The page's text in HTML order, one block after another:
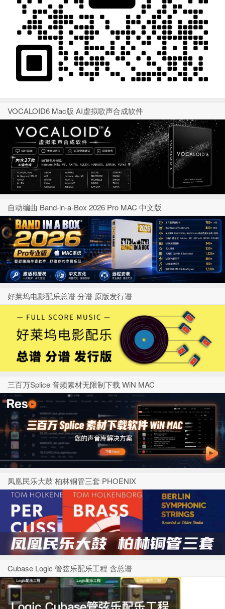
VOCALOID6 Mac版 AI虚拟歌声合成软件
自动编曲 Band-in-a-Box 2026 Pro MAC 中文版
好莱坞电影配乐总谱 分谱 原版发行谱
三百万Splice 音频素材无限制下载 WiN MAC
凤凰民乐大鼓 柏林铜管三套 PHOENIX
Cubase Logic 管弦乐配乐工程 含总谱